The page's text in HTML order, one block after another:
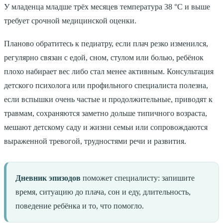
У младенца младше трёх месяцев температура 38 °C и выше
требует срочной медицинской оценки.
Планово обратитесь к педиатру, если плач резко изменился,
регулярно связан с едой, сном, стулом или болью, ребёнок
плохо набирает вес либо стал менее активным. Консультация
детского психолога или профильного специалиста полезна,
если вспышки очень частые и продолжительные, приводят к
травмам, сохраняются заметно дольше типичного возраста,
мешают детскому саду и жизни семьи или сопровождаются
выраженной тревогой, трудностями речи и развития.
Дневник эпизодов поможет специалисту: запишите
время, ситуацию до плача, сон и еду, длительность,
поведение ребёнка и то, что помогло.